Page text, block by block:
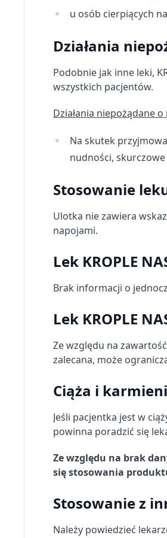
u osób cierpiących
Działania
Podobnie jak inne leki,
wszystkich pacjentów.
Działania niepożądane
Na skutek
nudności,
Stosowanie
Ulotka nie zawiera
napojami.
Lek KROPLE
Brak informacji o
Lek KROPLE
Ze względu na
zalecana, może
Ciąża i
Jeśli pacjentka jest w
powinna poradzić się
Ze względu na brak
się stosowania
Stosowanie z
Należy powiedzieć
Pomiar efektywności treści
Rozumienie odbiorców dzięki
Rozwój i ulepszanie usług
Wykorzystywanie ograniczonych
Funkcje specjalne IAB:
Identyfikowanie urządzeń na
Niezbędne
Wydajność (Performance)